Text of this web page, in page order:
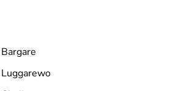
Bargare
Luggarewo